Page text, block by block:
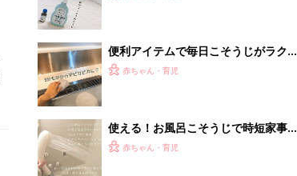
便利アイテムで毎日こそうじがラクラ
ク！おすすめ5選
赤ちゃん・育児
使える！お風呂こそうじで時短家事し
ちゃおう
赤ちゃん・育児